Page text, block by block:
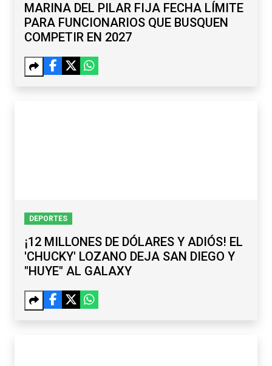
MARINA DEL PILAR FIJA FECHA LÍMITE
PARA FUNCIONARIOS QUE BUSQUEN
COMPETIR EN 2027
DEPORTES
¡12 MILLONES DE DÓLARES Y ADIÓS! EL
'CHUCKY' LOZANO DEJA SAN DIEGO Y
"HUYE" AL GALAXY